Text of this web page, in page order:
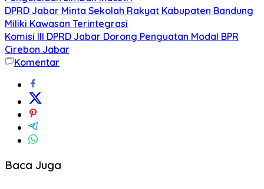
DPRD Jabar Minta Sekolah Rakyat Kabupaten Bandung
Miliki Kawasan Terintegrasi
Komisi III DPRD Jabar Dorong Penguatan Modal BPR
Cirebon Jabar
Komentar
Baca Juga